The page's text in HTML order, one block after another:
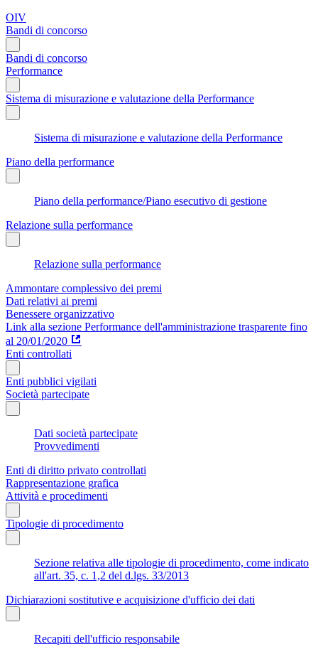
OIV
Bandi di concorso
Bandi di concorso
Performance
Sistema di misurazione e valutazione della Performance
Sistema di misurazione e valutazione della Performance
Piano della performance
Piano della performance/Piano esecutivo di gestione
Relazione sulla performance
Relazione sulla performance
Ammontare complessivo dei premi
Dati relativi ai premi
Benessere organizzativo
Link alla sezione Performance dell'amministrazione trasparente fino
al 20/01/2020
Enti controllati
Enti pubblici vigilati
Società partecipate
Dati società partecipate
Provvedimenti
Enti di diritto privato controllati
Rappresentazione grafica
Attività e procedimenti
Tipologie di procedimento
Sezione relativa alle tipologie di procedimento, come indicato
all'art. 35, c. 1,2 del d.lgs. 33/2013
Dichiarazioni sostitutive e acquisizione d'ufficio dei dati
Recapiti dell'ufficio responsabile